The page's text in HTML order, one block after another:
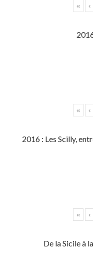
« ‹
« ‹
2016 : Les Scilly,
« ‹
De la Sicile à